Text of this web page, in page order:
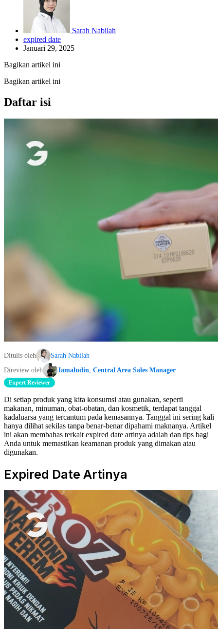
Sarah Nabilah
expired date
Januari 29, 2025
Bagikan artikel ini
Bagikan artikel ini
Daftar isi
Ditulis oleh
Sarah Nabilah
Direview oleh
Jamaludin Central Area Sales Manager
Expert Reviewer
Di setiap produk yang kita konsumsi atau gunakan, seperti
makanan, minuman, obat-obatan, dan kosmetik, terdapat tanggal
kadaluarsa yang tercantum pada kemasannya. Tanggal ini sering kali
hanya dilihat sekilas tanpa benar-benar dipahami maknanya. Artikel
ini akan membahas terkait expired date artinya adalah dan tips bagi
Anda untuk memastikan keamanan produk yang dimakan atau
digunakan.
Expired Date Artinya